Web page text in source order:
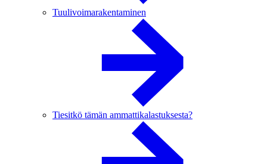
Tuulivoimarakentaminen
Tiesitkö tämän ammattikalastuksesta?